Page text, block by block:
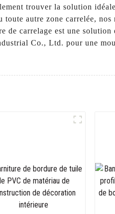
trouver la solution
autre zone carrelée,
carrelage est une solution
Co., Ltd. pour une